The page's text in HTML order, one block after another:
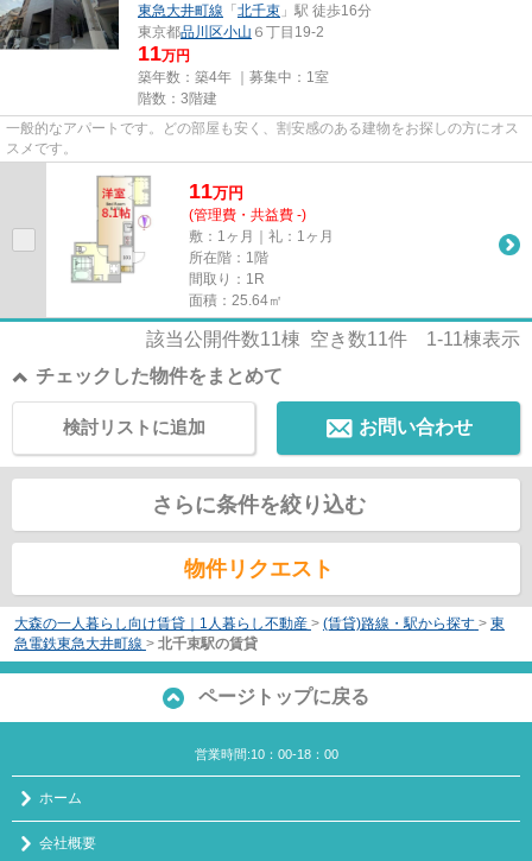
東急大井町線 「 北千束 」駅 徒歩16分
東京都品川区小山 ６丁目19-2
11万円
築年数：築4年 ｜募集中： 1室
階数：3階建
一般的なアパートです。どの部屋も安く、割安感のある建物をお探しの方にオス
スメです。
11万円
(管理費・共益費 -)
敷：1ヶ月｜礼：1ヶ月
所在階：1階
間取り：1R
面積：25.64㎡
該当公開件数11棟 空き数11件 1-11棟表示
チェックした物件をまとめて
お問い合わせ
検討リストに追加
さらに条件を絞り込む
物件リクエスト
大森の一人暮らし向け賃貸｜1人暮らし不動産 > (賃貸)路線・駅から探す > 東
急電鉄東急大井町線 > 北千束駅の賃貸
ページトップに戻る
営業時間:10：00-18：00
ホーム
会社概要